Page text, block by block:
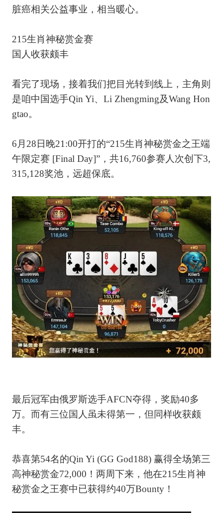
脏癌相关公益事业，相当暖心。
215生肖神秘赏金赛
国人收获颇丰
看完了现场，接着我们把目光转到线上，主角则
是咱中国选手Qin Yi、Li Zhengming及Wang Hon
gtao。
6月28日晚21:00开打的“215生肖神秘赏金之王端
午限定赛 [Final Day]”，共16,760参赛人次创下3,
315,128奖池，远超保底。
最后冠军由俄罗斯选手AFCN夺得，奖励40多
万。而有三位国人虽未得第一，但同样收获颇
丰。
恭喜第54名的Qin Yi (GG God188) 赢得全场第三
高神秘赏金72,000！两周下来，他在215生肖神
秘赏金之王赛中已获得约40万Bounty！